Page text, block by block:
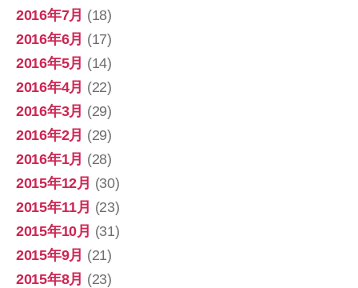
2016年7月 (18)
2016年6月 (17)
2016年5月 (14)
2016年4月 (22)
2016年3月 (29)
2016年2月 (29)
2016年1月 (28)
2015年12月 (30)
2015年11月 (23)
2015年10月 (31)
2015年9月 (21)
2015年8月 (23)